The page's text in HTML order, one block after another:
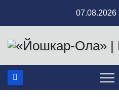
содержимому
07.08.2026